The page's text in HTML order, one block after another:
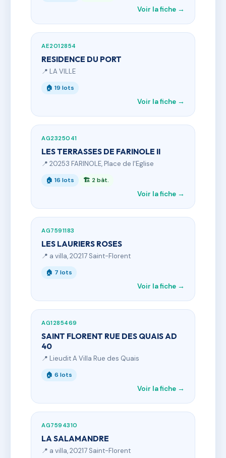
Voir la fiche →
AE2012854
RESIDENCE DU PORT
📍 LA VILLE
🏠 19 lots
Voir la fiche →
AG2325041
LES TERRASSES DE FARINOLE II
📍 20253 FARINOLE, Place de l'Eglise
🏠 16 lots 🏗 2 bât.
Voir la fiche →
AG7591183
LES LAURIERS ROSES
📍 a villa, 20217 Saint-Florent
🏠 7 lots
Voir la fiche →
AG1285469
SAINT FLORENT RUE DES QUAIS AD
40
📍 Lieudit A Villa Rue des Quais
🏠 6 lots
Voir la fiche →
AG7594310
LA SALAMANDRE
📍 a villa, 20217 Saint-Florent